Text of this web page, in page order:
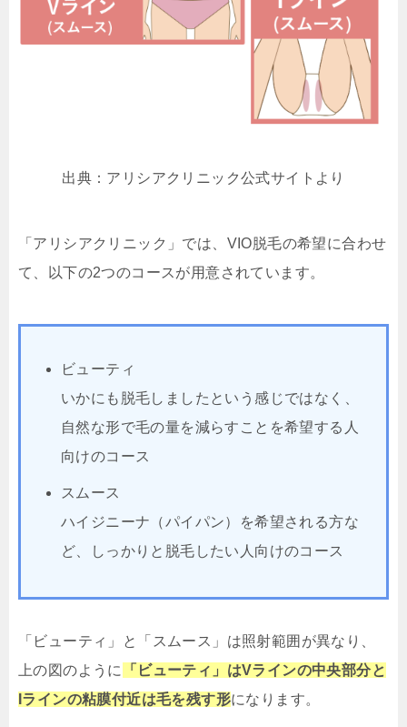
出典：アリシアクリニック公式サイトより
「アリシアクリニック」では、VIO脱毛の希望に合わせ
て、以下の2つのコースが用意されています。
ビューティ
いかにも脱毛しましたという感じではなく、
自然な形で毛の量を減らすことを希望する人
向けのコース
スムース
ハイジニーナ（パイパン）を希望される方な
ど、しっかりと脱毛したい人向けのコース
「ビューティ」と「スムース」は照射範囲が異なり、
上の図のように
「ビューティ」はVラインの中央部分と
Iラインの粘膜付近は毛を残す形になります。